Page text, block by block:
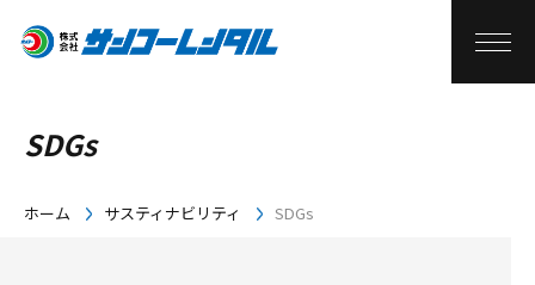
SDGs
ホーム サスティナビリティ SDGs